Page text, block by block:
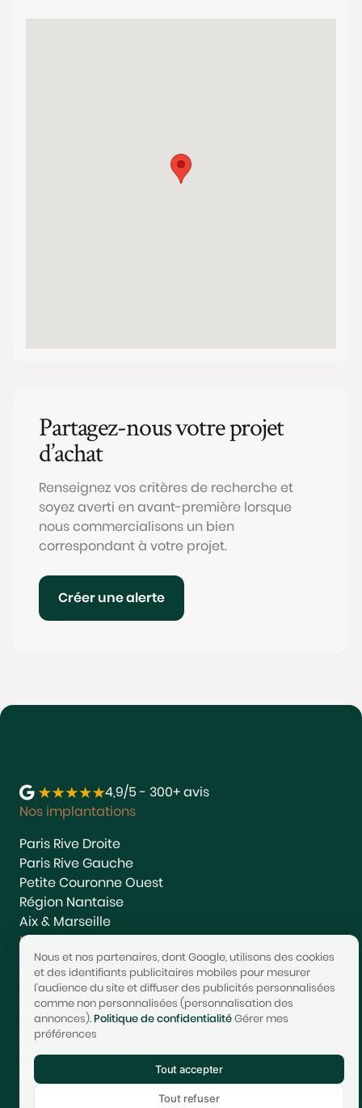
Partagez-nous votre projet
d’achat
Renseignez vos critères de recherche et
soyez averti en avant-première lorsque
nous commercialisons un bien
correspondant à votre projet.
Créer une alerte
4,9/5 - 300+ avis
Nos implantations
Paris Rive Droite
Paris Rive Gauche
Petite Couronne Ouest
Région Nantaise
Aix & Marseille
Nos services
Estimer
Vendre
Acheter
Nous rejoindre
Nous contacter
© 2017-2025 STONEO | Tech & Website powered byAvest
Nous et nos partenaires, dont Google, utilisons des cookies
et des identifiants publicitaires mobiles pour mesurer
l'audience du site et diffuser des publicités personnalisées
comme non personnalisées (personnalisation des
annonces).Politique de confidentialitéGérer mes
préférences
Tout accepter
Tout refuser